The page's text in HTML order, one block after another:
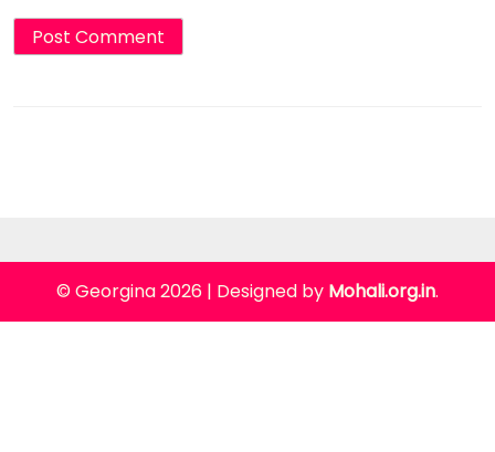
© Georgina 2026 | Designed by Mohali.org.in.